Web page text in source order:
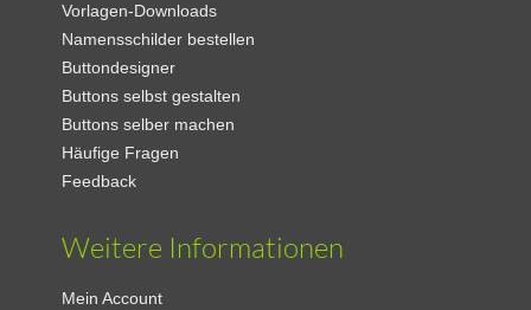
Vorlagen-Downloads
Namensschilder bestellen
Buttondesigner
Buttons selbst gestalten
Buttons selber machen
Häufige Fragen
Feedback
Weitere Informationen
Mein Account